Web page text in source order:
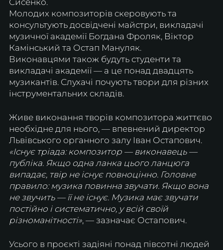
Сисенко.
Молодих композиторів скеровують та
консультують досвідчені майстри, викладачі
музичної академії Богдана Фроляк, Віктор
Камінський та Остап Мануляк.
Виконавцями також будуть студенти та
викладачі академії — а це понад двадцять
музикантів. Слухачі почують твори для різних
інструментальних складів.
Живе виконання творів композитора життєво
необхідне для нього, — впевнений директор
Львівського органного залу Іван Остапович.
«Існує тріада: композитор — виконавець —
публіка. Якщо одна ланка цього ланцюга
випадає, твір не існує повноцінно. Головне
правило: музика повинна звучати. Якщо вона
не звучить — її не існує. Музика має звучати
постійно і систематично, у всій своїй
різноманітності», — зазначає Остапович.
Усього в проєкті задіяні понад півсотні людей